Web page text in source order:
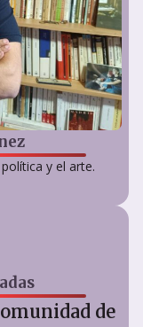
y el arte.
de